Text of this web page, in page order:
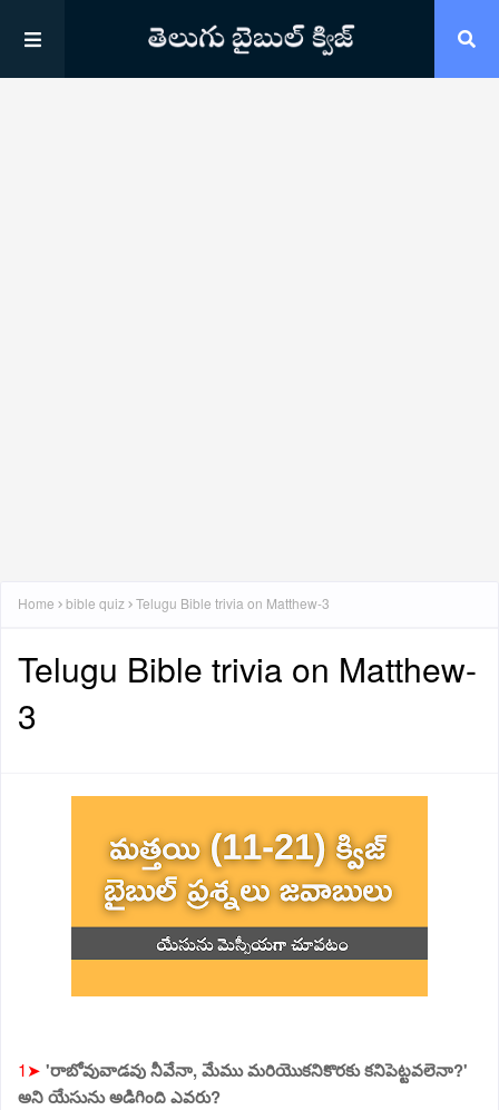
Home bible quiz Telugu Bible trivia on Matthew-3
Telugu Bible trivia on Matthew-
3
1➤ 'రాబోవువాడవు నీవేనా, మేము మరియొకనికొరకు కనిపెట్టవలెనా?'
అని యేసును అడిగింది ఎవరు?